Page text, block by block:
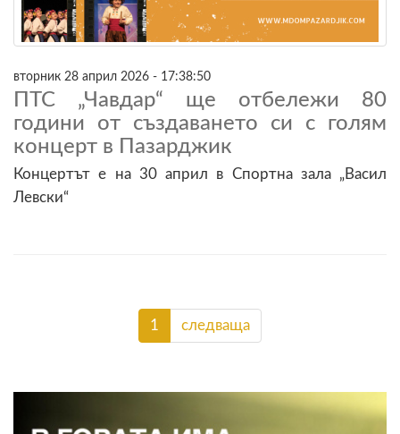
вторник 28 април 2026 - 17:38:50
ПТС „Чавдар“ ще отбележи 80
години от създаването си с голям
концерт в Пазарджик
Концертът е на 30 април в Спортна зала „Васил
Левски“
1 следваща